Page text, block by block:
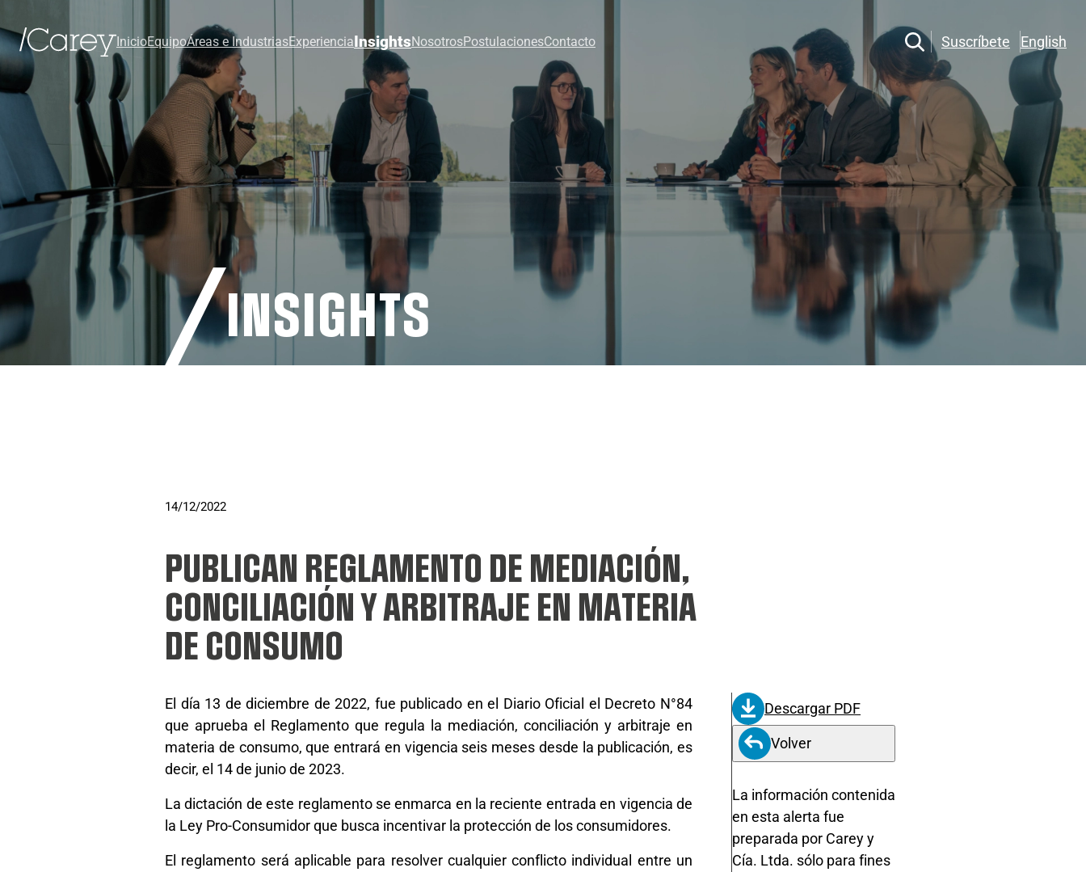
InicioEquipoÁreas e IndustriasExperienciaInsights NosotrosPostulacionesContacto Suscríbete English
INSIGHTS
14/12/2022
PUBLICAN REGLAMENTO DE MEDIACIÓN,
CONCILIACIÓN Y ARBITRAJE EN MATERIA
DE CONSUMO
El día 13 de diciembre de 2022, fue publicado en el Diario Oficial el Decreto N°84
que aprueba el Reglamento que regula la mediación, conciliación y arbitraje en
materia de consumo, que entrará en vigencia seis meses desde la publicación, es
decir, el 14 de junio de 2023.
La dictación de este reglamento se enmarca en la reciente entrada en vigencia de
la Ley Pro-Consumidor que busca incentivar la protección de los consumidores.
El reglamento será aplicable para resolver cualquier conflicto individual entre un
Descargar PDF
Volver
La información contenida
en esta alerta fue
preparada por Carey y
Cía. Ltda. sólo para fines